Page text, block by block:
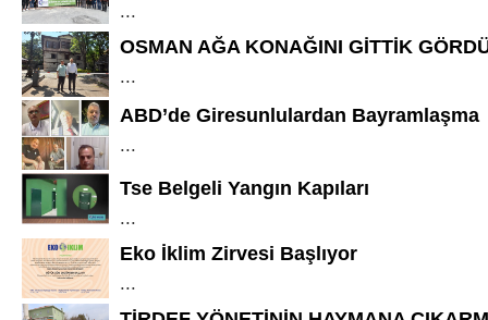
...
OSMAN AĞA KONAĞINI GİTTİK
...
ABD’de Giresunlulardan Bayramlaşma
...
Tse Belgeli Yangın Kapıları
...
Eko İklim Zirvesi Başlıyor
...